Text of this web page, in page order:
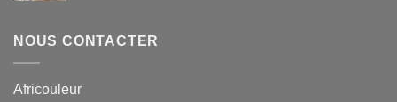
NOUS CONTACTER
Africouleur